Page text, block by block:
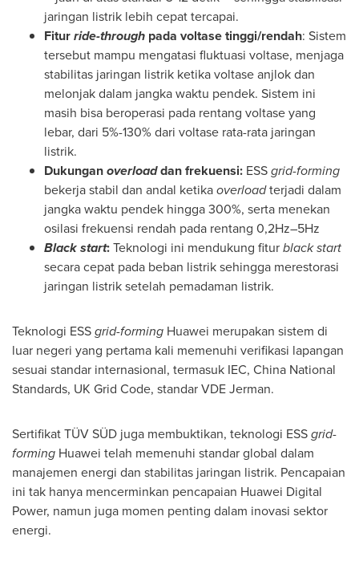
jaringan listrik lebih cepat tercapai.
Fiturride-through pada voltase tinggi/rendah: Sistem
tersebut mampu mengatasi fluktuasi voltase, menjaga
stabilitas jaringan listrik ketika voltase anjlok dan
melonjak dalam jangka waktu pendek. Sistem ini
masih bisa beroperasi pada rentang voltase yang
lebar, dari 5%-130% dari voltase rata-rata jaringan
listrik.
Dukunganoverloaddan frekuensi: ESSgrid-forming
bekerja stabil dan andal ketikaoverloadterjadi dalam
jangka waktu pendek hingga 300%, serta menekan
osilasi frekuensi rendah pada rentang 0,2Hz–5Hz
Black start:Teknologi ini mendukung fiturblack start
secara cepat pada beban listrik sehingga merestorasi
jaringan listrik setelah pemadaman listrik.
Teknologi ESSgrid-forming Huawei merupakan sistem di
luar negeri yang pertama kali memenuhi verifikasi lapangan
sesuai standar internasional, termasuk IEC, China National
Standards, UK Grid Code, standar VDE Jerman.
Sertifikat TÜV SÜD juga membuktikan, teknologi ESSgrid-
forming Huawei telah memenuhi standar global dalam
manajemen energi dan stabilitas jaringan listrik. Pencapaian
ini tak hanya mencerminkan pencapaian Huawei Digital
Power, namun juga momen penting dalam inovasi sektor
energi.